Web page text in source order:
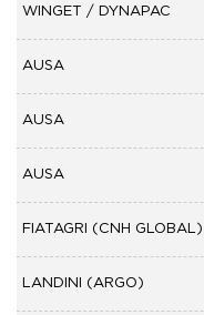
WINGET / DYNAPAC
AUSA
AUSA
AUSA
FIATAGRI (CNH GLOBAL)
LANDINI (ARGO)